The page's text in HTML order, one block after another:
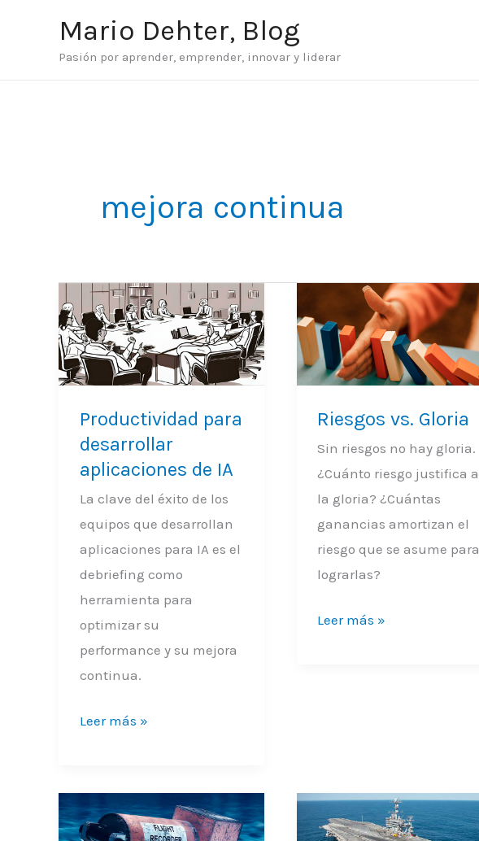
contenido
Mario Dehter, Blog
Pasión por aprender, emprender, innovar y liderar
mejora continua
Productividad para
desarrollar
aplicaciones de IA
La clave del éxito de los
equipos que desarrollan
aplicaciones para IA es el
debriefing como
herramienta para
optimizar su
performance y su mejora
continua.
Productividad
para
desarrollar
aplicaciones
de
IA
Leer más »
Riesgos vs. Gloria
Sin riesgos no hay gloria.
¿Cuánto riesgo justifica a
la gloria? ¿Cuántas
ganancias amortizan el
riesgo que se asume para
lograrlas?
vs.
Gloria
Leer más »
La
Organizaciones